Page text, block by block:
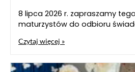
8 lipca 2026 r. zapraszamy
maturzystów do odbioru
Czytaj więcej »